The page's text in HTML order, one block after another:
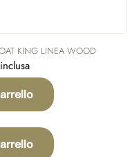
KING LINEA WOOD